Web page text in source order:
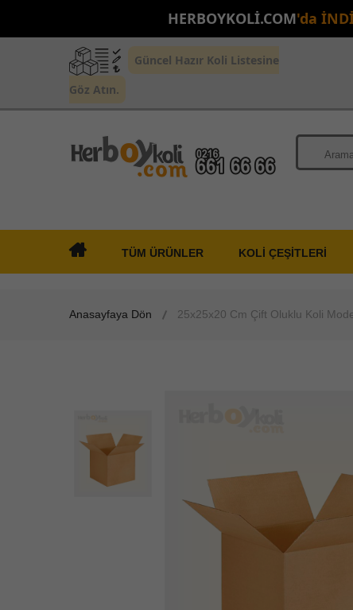
HERBOYKOLİ.COM'da
Güncel Hazır Koli Listesine
Göz Atın.
TÜM ÜRÜNLER KOLİ ÇEŞİTLERİ
Anasayfaya Dön 25x25x20 Cm Çift Oluklu Koli